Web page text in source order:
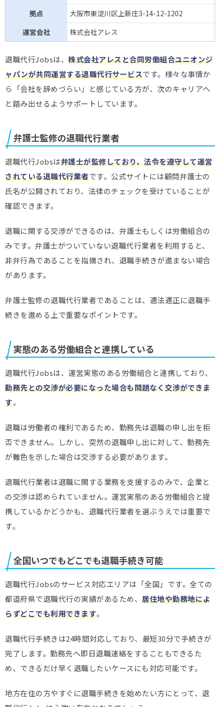
拠点
大阪市東淀川区上新庄3-14-12-1202
運営会社
株式会社アレス
退職代行Jobsは、 株式会社アレスと合同労働組合ユニオンジ
ャパンが共同運営する退職代行サービスです。様々な事情か
ら「会社を辞めづらい」と感じている方が、次のキャリアへ
と踏み出せるようサポートしています。
弁護士監修の退職代行業者
退職代行Jobsは弁護士が監修しており、法令を遵守して運営
されている退職代行業者です。公式サイトには顧問弁護士の
氏名が公開されており、法律のチェックを受けていることが
確認できます。
退職に関する交渉ができるのは、弁護士もしくは労働組合の
みです。弁護士がついていない退職代行業者を利用すると、
非弁行為であることを指摘され、退職手続きが進まない場合
があります。
弁護士監修の退職代行業者であることは、適法適正に退職手
続きを進める上で重要なポイントです。
実態のある労働組合と連携している
退職代行Jobsは、運営実態のある労働組合と連携しており、
勤務先との交渉が必要になった場合も問題なく交渉ができま
す。
退職は労働者の権利であるため、勤務先は退職の申し出を拒
否できません。しかし、突然の退職申し出に対して、勤務先
が難色を示した場合は交渉する必要があります。
退職代行業者は退職に関する業務を支援するのみで、企業と
の交渉は認められていません。運営実態のある労働組合と提
携しているかどうかも、退職代行業者を選ぶうえでは重要で
す。
全国いつでもどこでも退職手続き可能
退職代行Jobsのサービス対応エリアは「全国」です。全ての
都道府県で退職代行の実績があるため、 居住地や勤務地によ
らずどこでも利用できます。
退職代行手続きは24時間対応しており、最短30分で手続きが
完了します。勤務先へ即日退職連絡をすることもできるた
め、できるだけ早く退職したいケースにも対応可能です。
地方在住の方やすぐに退職手続きを始めたい方にとって、退